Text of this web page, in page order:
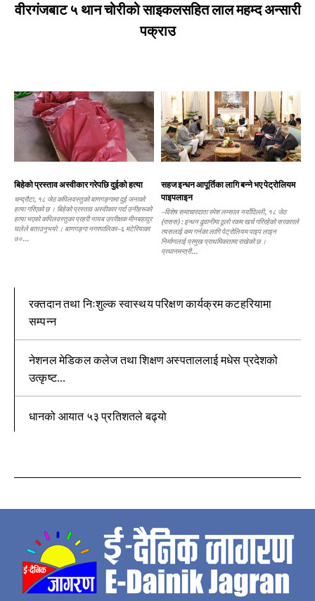
वीरगंजबाट ५ थान चोरीको साइकलसहित लाल महम्द अन्सारी
पक्राउ
बिहेको प्रस्ताव अस्वीकार गरेपछि दुईको हत्या
चन्द्रौटा, १८ जेठ कपिलवस्तुको बाणगङ्गामा दुई जनाको
हत्या गरिएको छ । बिहेको प्रस्ताव अस्वीकार गर्दा उनीहरूको
हत्या भएको कपिलवस्तुका प्रहरी नायब उपरीक्षक मीनबहादुर
घलेले बताउनुभयो । बाणगङ्गा नगरपालिका–६ मटेरियाका
७०...
सहज इन्धन आपूर्तिका लागि बन्ने भए पेट्रोलियम
पाइपलाइन
–विशेष समाचारदाता रमेश लम्साल नयाँदिल्ली, १८ जेठ
(रासस) : इन्धन ढुवानीमा ठूलो रकम खर्च गरिरहेको सरकारले
त्यसलाई कम गर्नका लागि पेट्रोलियम पाइप लाइन
निर्माणलाई प्रमुख प्राथमिकतामा राखेको छ ।
प्रधानमन्त्री...
रक्तदान तथा निःशुल्क स्वास्थय परिक्षण कार्यक्रम कटहरियामा
सम्पन्न
नेशनल मेडिकल कलेज तथा शिक्षण अस्पताललाई मधेस प्रदेशको
उत्कृष्ट...
धानको आयात ५३ प्रतिशतले बढ्यो